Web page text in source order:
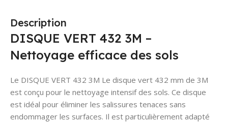
Description
DISQUE VERT 432 3M –
Nettoyage efficace des sols
Le DISQUE VERT 432 3M Le disque vert 432 mm de 3M
est conçu pour le nettoyage intensif des sols. Ce disque
est idéal pour éliminer les salissures tenaces sans
endommager les surfaces. Il est particulièrement adapté